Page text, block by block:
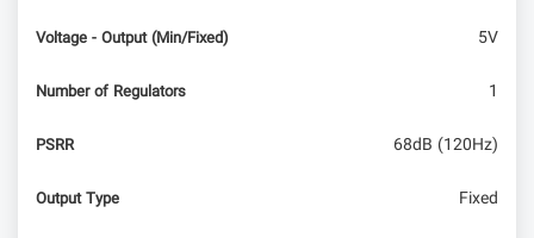
Voltage - Output (Min/Fixed) 5V
Number of Regulators 1
PSRR 68dB (120Hz)
Output Type Fixed